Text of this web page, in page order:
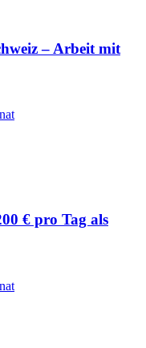
– Arbeit mit
€ pro Tag als